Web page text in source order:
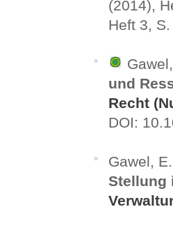
(2014),
Heft 3,
und
Recht
DOI:
Gawel,
Stellung